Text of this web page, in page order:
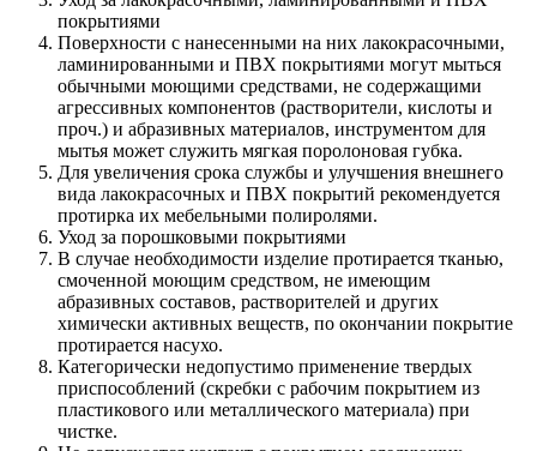
покрытиями
Поверхности с нанесенными на них лакокрасочными,
ламинированными и ПВХ покрытиями могут мыться
обычными моющими средствами, не содержащими
агрессивных компонентов (растворители, кислоты и
проч.) и абразивных материалов, инструментом для
мытья может служить мягкая поролоновая губка.
Для увеличения срока службы и улучшения внешнего
вида лакокрасочных и ПВХ покрытий рекомендуется
протирка их мебельными полиролями.
Уход за порошковыми покрытиями
В случае необходимости изделие протирается тканью,
смоченной моющим средством, не имеющим
абразивных составов, растворителей и других
химически активных веществ, по окончании покрытие
протирается насухо.
Категорически недопустимо применение твердых
приспособлений (скребки с рабочим покрытием из
пластикового или металлического материала) при
чистке.